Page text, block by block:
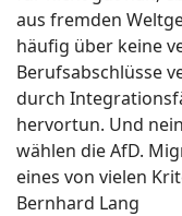
aus fremden
häufig über keine
Berufsabschlüsse
durch
hervortun. Und
wählen die AfD.
eines von vielen
Bernhard Lang